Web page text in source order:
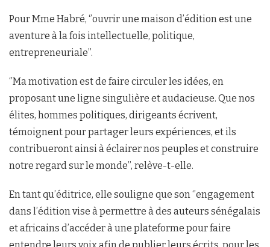
Pour Mme Habré, ‘’ouvrir une maison d’édition est une
aventure à la fois intellectuelle, politique,
entrepreneuriale’’.
‘’Ma motivation est de faire circuler les idées, en
proposant une ligne singulière et audacieuse. Que nos
élites, hommes politiques, dirigeants écrivent,
témoignent pour partager leurs expériences, et ils
contribueront ainsi à éclairer nos peuples et construire
notre regard sur le monde’’, relève-t-elle.
En tant qu’éditrice, elle souligne que son ‘’engagement
dans l’édition vise à permettre à des auteurs sénégalais
et africains d’accéder à une plateforme pour faire